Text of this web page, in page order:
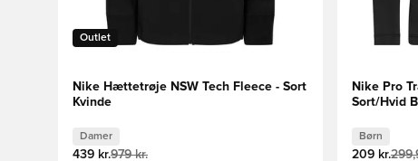
Outlet
Nike Hættetrøje NSW Tech Fleece - Sort
Kvinde
Damer
439 kr.979 kr.
Nike Pro
Sort/Hvid
Børn
209 kr.